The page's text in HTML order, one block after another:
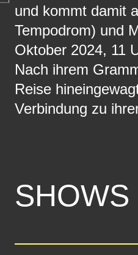
und kommt damit
Tempodrom) und
Oktober 2024, 11
Nach ihrem
Reise
Verbindung zu
SHOWS